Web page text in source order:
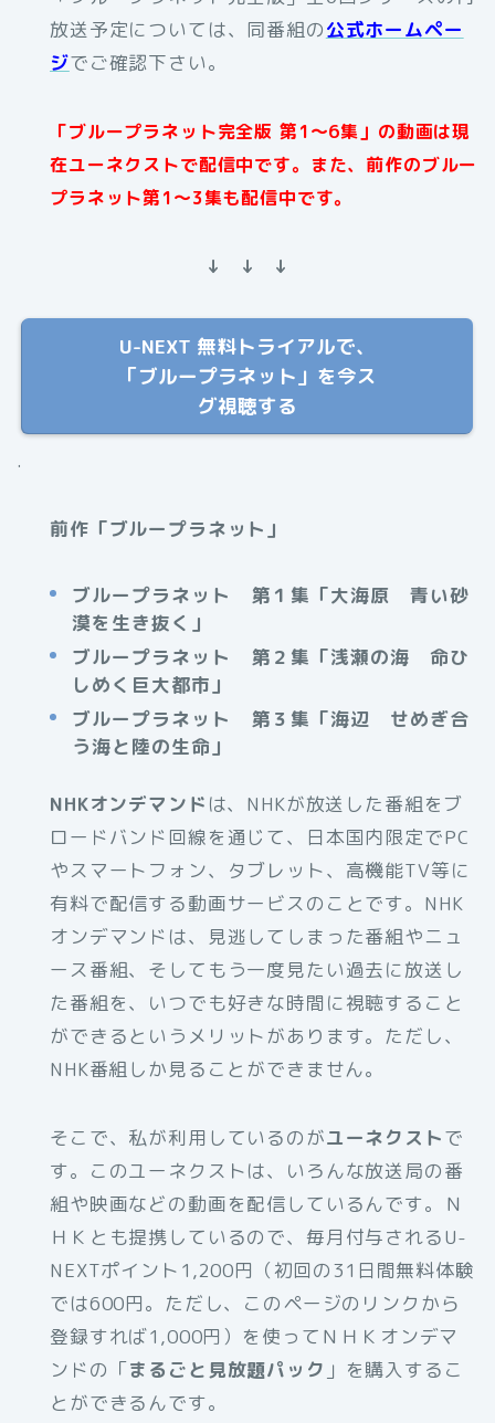
放送予定については、同番組の公式ホームペー
ジでご確認下さい。
「ブループラネット完全版 第1～6集」の動画は現
在ユーネクストで配信中です。また、前作のブルー
プラネット第1～3集も配信中です。
↓ ↓ ↓
U-NEXT 無料トライアルで、
「ブループラネット」を今ス
グ視聴する
.
前作「ブループラネット」
ブループラネット 第１集「大海原 青い砂
漠を生き抜く」
ブループラネット 第２集「浅瀬の海 命ひ
しめく巨大都市」
ブループラネット 第３集「海辺 せめぎ合
う海と陸の生命」
NHKオンデマンド は、NHKが放送した番組をブ
ロードバンド回線を通じて、日本国内限定でPC
やスマートフォン、タブレット、高機能TV等に
有料で配信する動画サービスのことです。NHK
オンデマンドは、見逃してしまった番組やニュ
ース番組、そしてもう一度見たい過去に放送し
た番組を、いつでも好きな時間に視聴すること
ができるというメリットがあります。ただし、
NHK番組しか見ることができません。
そこで、私が利用しているのがユーネクストで
す。このユーネクストは、いろんな放送局の番
組や映画などの動画を配信しているんです。Ｎ
ＨＫとも提携しているので、毎月付与されるU-
NEXTポイント1,200円（初回の31日間無料体験
では600円。ただし、このページのリンクから
登録すれば1,000円）を使ってＮＨＫオンデマ
ンドの「まるごと見放題パック 」を購入するこ
とができるんです。